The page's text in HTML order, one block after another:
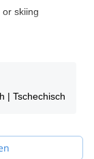
skiing
| Tschechisch